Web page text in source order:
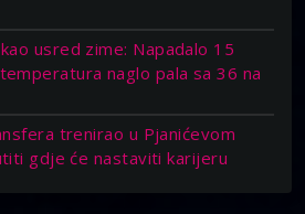
usred zime: Napadalo 15
naglo pala sa 36 na
trenirao u Pjanićevom
gdje će nastaviti karijeru